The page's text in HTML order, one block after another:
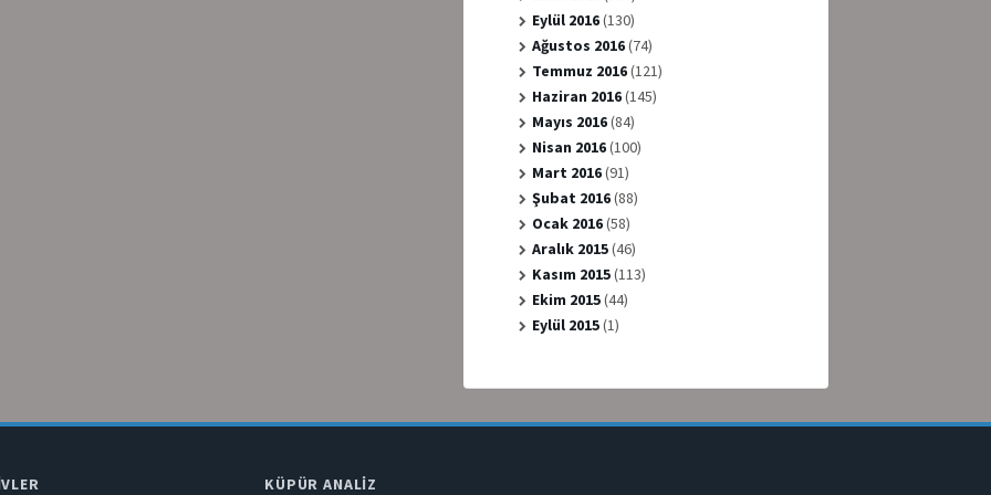
Eylül 2016(130)
Ağustos 2016(74)
Temmuz 2016(121)
Haziran 2016(145)
Mayıs 2016(84)
Nisan 2016(100)
Mart 2016(91)
Şubat 2016(88)
Ocak 2016(58)
Aralık 2015(46)
Kasım 2015(113)
Ekim 2015(44)
Eylül 2015(1)
KÜPÜR ANALIZ